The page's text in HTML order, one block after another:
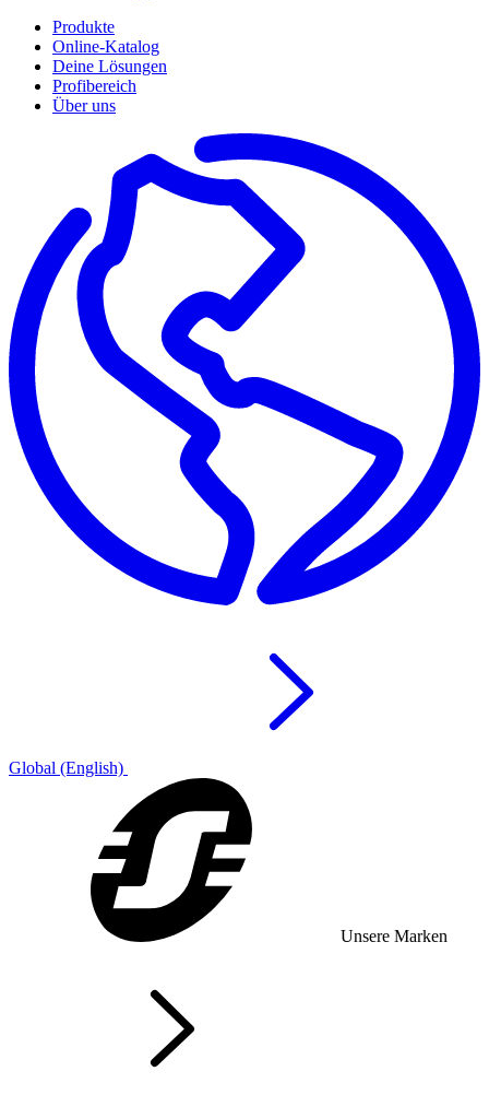
Produkte
Online-Katalog
Deine Lösungen
Profibereich
Über uns
Global (English)
Unsere Marken